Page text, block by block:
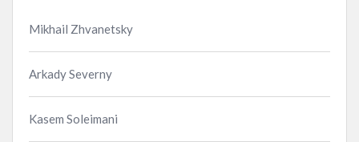
Mikhail Zhvanetsky
Arkady Severny
Kasem Soleimani